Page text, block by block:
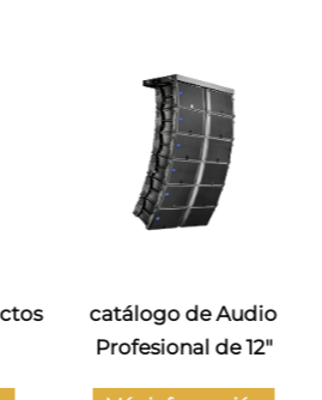
Catálogo de Productos
de Audio Civil